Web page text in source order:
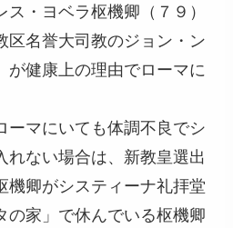
・ヨベラ枢機卿（７９）
区名誉大司教のジョン・ン
が健康上の理由でローマに
マにいても体調不良でシ
れない場合は、新教皇選出
機卿がシスティーナ礼拝堂
の家」で休んでいる枢機卿